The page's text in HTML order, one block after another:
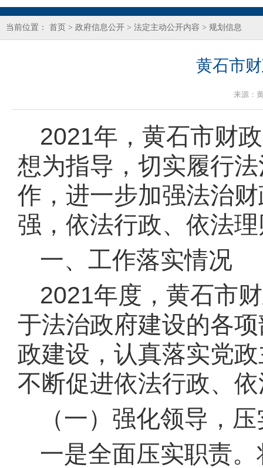
当前位置： 首页 > 政府信息公开 > 法定主动公开内容 > 规划信息
黄石市
来源：
2021年， 黄石市财
想为指导，切实履行
作，进一步加强法治
强，依法行政、依法
一、工作落实情况
2021年度，黄石市
于法治政府建设的各
政建设，认真落实党
不断促进依法行政、
（一） 强化领导，
一是全面压实职责。